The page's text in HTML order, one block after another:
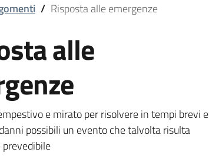
/ Risposta alle emergenze
alle
e mirato per risolvere in tempi brevi e
possibili un evento che talvolta risulta